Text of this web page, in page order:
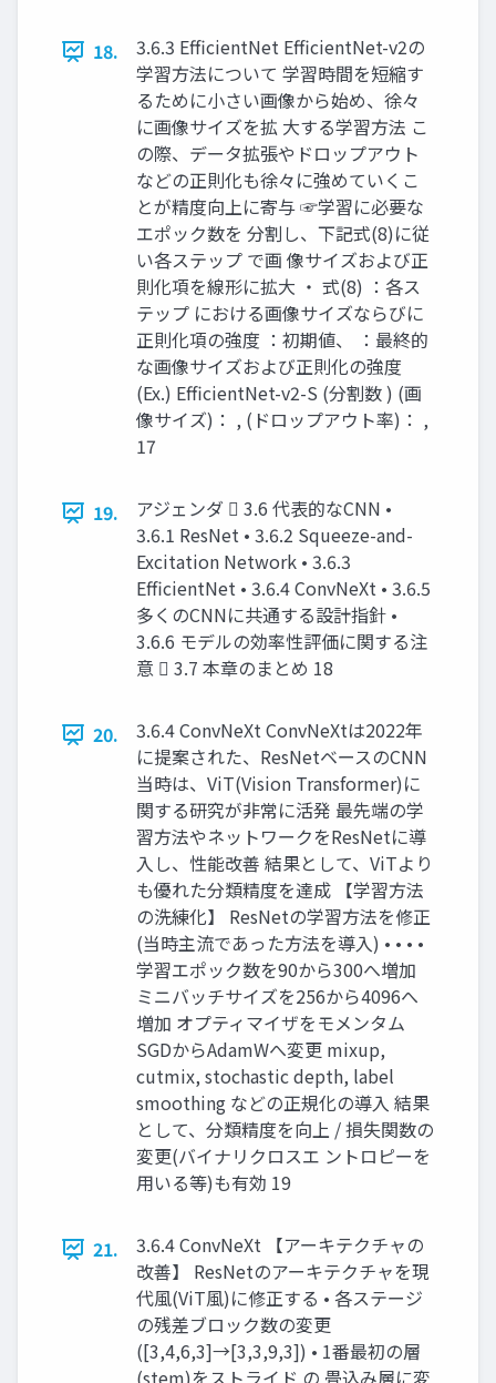
18.
3.6.3 EfficientNet EfficientNet-v2の
学習方法について 学習時間を短縮す
るために小さい画像から始め、徐々
に画像サイズを拡 大する学習方法 こ
の際、データ拡張やドロップアウト
などの正則化も徐々に強めていくこ
とが精度向上に寄与 ☞学習に必要な
エポック数を 分割し、下記式(8)に従
い各ステップ で画 像サイズおよび正
則化項を線形に拡大 ・ 式(8) ：各ス
テップ における画像サイズならびに
正則化項の強度 ：初期値、 ：最終的
な画像サイズおよび正則化の強度
(Ex.) EfficientNet-v2-S (分割数 ) (画
像サイズ)： , (ドロップアウト率)： ,
17
19.
アジェンダ  3.6 代表的なCNN •
3.6.1 ResNet • 3.6.2 Squeeze-and-
Excitation Network • 3.6.3
EfficientNet • 3.6.4 ConvNeXt • 3.6.5
多くのCNNに共通する設計指針 •
3.6.6 モデルの効率性評価に関する注
意  3.7 本章のまとめ 18
20.
3.6.4 ConvNeXt ConvNeXtは2022年
に提案された、ResNetベースのCNN
当時は、ViT(Vision Transformer)に
関する研究が非常に活発 最先端の学
習方法やネットワークをResNetに導
入し、性能改善 結果として、ViTより
も優れた分類精度を達成 【学習方法
の洗練化】 ResNetの学習方法を修正
(当時主流であった方法を導入) • • • •
学習エポック数を90から300へ増加
ミニバッチサイズを256から4096へ
増加 オプティマイザをモメンタム
SGDからAdamWへ変更 mixup,
cutmix, stochastic depth, label
smoothing などの正規化の導入 結果
として、分類精度を向上 / 損失関数の
変更(バイナリクロスエ ントロピーを
用いる等)も有効 19
21.
3.6.4 ConvNeXt 【アーキテクチャの
改善】 ResNetのアーキテクチャを現
代風(ViT風)に修正する • 各ステージ
の残差ブロック数の変更
([3,4,6,3]→[3,3,9,3]) • 1番最初の層
(stem)をストライド の 畳込み層に変